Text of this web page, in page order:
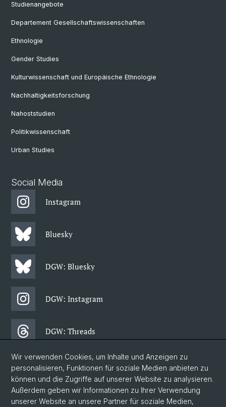
Studienangebote
Departement Gesellschaftswissenschaften
Ethnologie
Gender Studies
Kulturwissenschaft und Europäische Ethnologie
Nachhaltigkeitsforschung
Nahoststudien
Politikwissenschaft
Urban Studies
Social Media
Instagram
Bluesky
DGW: Bluesky
DGW: Instagram
DGW: Threads
DGW: Facebook
DGW: Newsletter
Wir verwenden Cookies, um Inhalte und Anzeigen zu
personalisieren, Funktionen für soziale Medien anbieten zu
können und die Zugriffe auf unserer Website zu analysieren.
Außerdem geben wir Informationen zu Ihrer Verwendung
unserer Website an unsere Partner für soziale Medien,